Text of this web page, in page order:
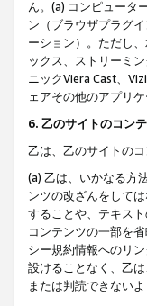
ん。(a) コンピュータ
ン（ブラウザプラグ
ーション）。ただし
ックス、ストリーミ
ニックViera Cast、
ェアその他のアプリケ
6. 乙のサイトのコン
乙は、乙のサイトの
(a) 乙は、いかなる方
ンツの改ざんをして
することや、テキス
コンテンツの一部を
シー規約情報へのリ
設けることなく、乙
または判読できない